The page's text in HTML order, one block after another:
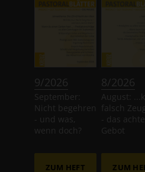
9/2026
September:
Nicht begehren
- und was,
wenn doch?
ZUM HEFT
8/2026
August:
falsch
- das achte
Gebot
ZUM